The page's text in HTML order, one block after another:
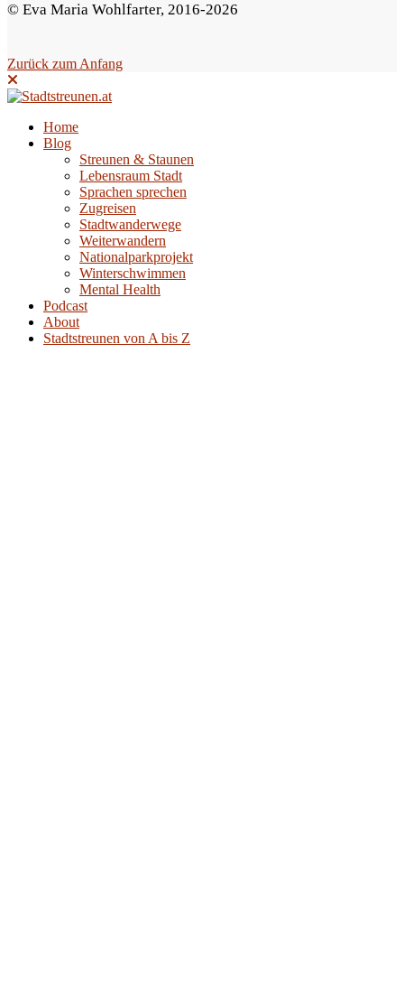
l
l
e
© Eva Maria Wohlfarter, 2016-2026
Zurück zum Anfang
Home
Blog
Streunen & Staunen
Lebensraum Stadt
Sprachen sprechen
Zugreisen
Stadtwanderwege
Weiterwandern
Nationalparkprojekt
Winterschwimmen
Mental Health
Podcast
About
Stadtstreunen von A bis Z